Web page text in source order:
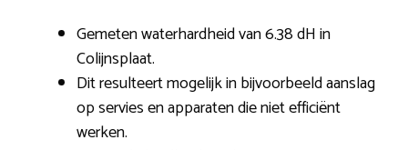
Gemeten waterhardheid van 6.38 dH in
Colijnsplaat.
Dit resulteert mogelijk in bijvoorbeeld aanslag
op servies en apparaten die niet efficiënt
werken.